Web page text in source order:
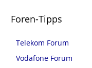
Foren-Tipps
Telekom Forum
Vodafone Forum